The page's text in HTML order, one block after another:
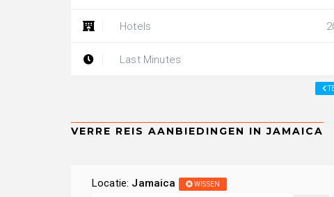
Hotels
Last Minutes
Locatie: Jamaica WISSEN